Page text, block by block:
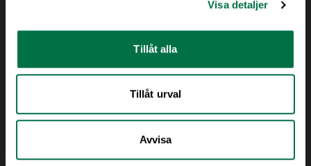
Visa detaljer
Tillåt alla
Tillåt urval
Avvisa